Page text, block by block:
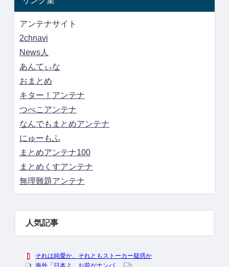
アンテナサイト
2chnavi
News人
あんてぃな
おまとめ
キター！アンテナ
つべこアンテナ
なんでもまとめアンテナ
にゅーもふ
まとめアンテナ100
まとめくすアンテナ
無理難題アンテナ
人気記事